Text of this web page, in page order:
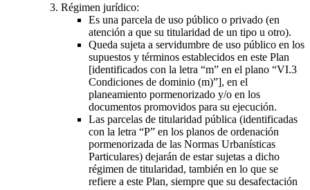
Régimen jurídico:
Es una parcela de uso público o privado (en
atención a que su titularidad de un tipo u otro).
Queda sujeta a servidumbre de uso público en los
supuestos y términos establecidos en este Plan
[identificados con la letra “m” en el plano “VI.3
Condiciones de dominio (m)”], en el
planeamiento pormenorizado y/o en los
documentos promovidos para su ejecución.
Las parcelas de titularidad pública (identificadas
con la letra “P” en los planos de ordenación
pormenorizada de las Normas Urbanísticas
Particulares) dejarán de estar sujetas a dicho
régimen de titularidad, también en lo que se
refiere a este Plan, siempre que su desafectación